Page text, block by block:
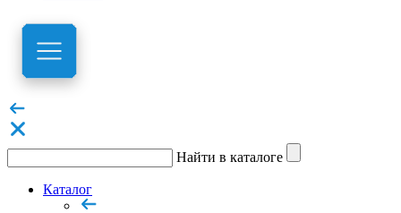
Найти в каталоге
Каталог